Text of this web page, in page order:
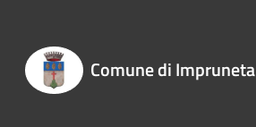
Comune di Impruneta